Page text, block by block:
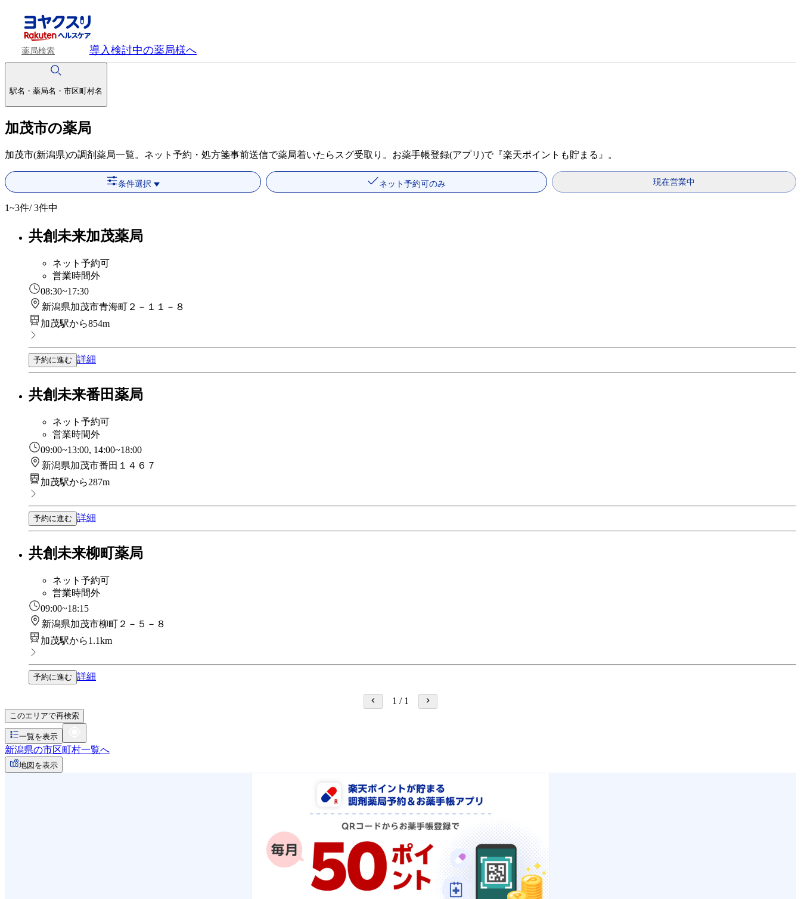
薬局検索 導入検討中の薬局様へ
駅名・薬局名・市区町村名
加茂市の薬局
加茂市(新潟県)の調剤薬局一覧。ネット予約・処方箋事前送信で薬局着いたらスグ受取り。お薬手帳登録(アプリ)で『楽天ポイントも貯まる』。
条件選択 ネット予約可のみ 現在営業中
1~3件/ 3件中
共創未来加茂薬局
ネット予約可
営業時間外
08:30~17:30
新潟県加茂市青海町２－１１－８
加茂駅から854m
予約に進む 詳細
共創未来番田薬局
ネット予約可
営業時間外
09:00~13:00, 14:00~18:00
新潟県加茂市番田１４６７
加茂駅から287m
予約に進む 詳細
共創未来柳町薬局
ネット予約可
営業時間外
09:00~18:15
新潟県加茂市柳町２－５－８
加茂駅から1.1km
予約に進む 詳細
1 / 1
このエリアで再検索
一覧を表示
新潟県の市区町村一覧へ
地図を表示